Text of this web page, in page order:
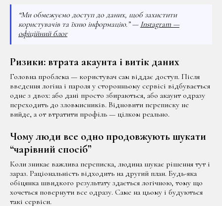
“Ми обмежуємо доступ до даних, щоб захистити
користувачів та їхню інформацію.” — Instagram —
офіційний блог
Ризики: втрата акаунта і витік даних
Головна проблема — користувач сам віддає доступ. Після
введення логіна і пароля у сторонньому сервісі відбувається
одне з двох: або дані просто збираються, або акаунт одразу
переходить до зловмисників. Відновити переписку не
вийде, а от втратити профіль — цілком реально.
Чому люди все одно продовжують шукати
“чарівний спосіб”
Коли зникає важлива переписка, людина шукає рішення тут і
зараз. Раціональність відходить на другий план. Будь-яка
обіцянка швидкого результату здається логічною, тому що
хочеться повернути все одразу. Саме на цьому і будуються
такі сервіси.